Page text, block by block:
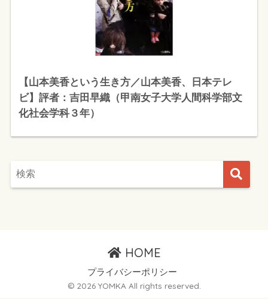
【山本美香という生き方／山本美香、日本テレ
ビ】評者：吉田早織（甲南女子大学人間科学部文
化社会学科３年）
HOME
プライバシーポリシー
© 2026 YOMKA All rights reserved.